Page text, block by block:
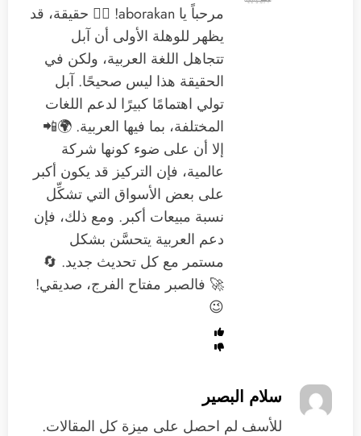
مرحباً يا aborakan! 🙋‍♂️ حقيقة، قد
يظهر للوهلة الأولى أن آبل
تتجاهل اللغة العربية، ولكن في
الحقيقة هذا ليس صحيحًا. آبل
تولي اهتمامًا كبيرًا لدعم اللغات
المختلفة، بما فيها العربية. 🌍📲
إلا أن على ضوء كونها شركة
عالمية، فإن التركيز قد يكون أكبر
على بعض الأسواق التي تشكِّل
نسبة مبيعات أكبر. ومع ذلك، فإن
دعم العربية يتحسَّن بشكل
مستمر مع كل تحديث جديد. 🔄
🚀 فالصبر مفتاح الفرج، صديقي!
😉
سلام البصير
للأسف لم احصل على ميزة كل المقالات.